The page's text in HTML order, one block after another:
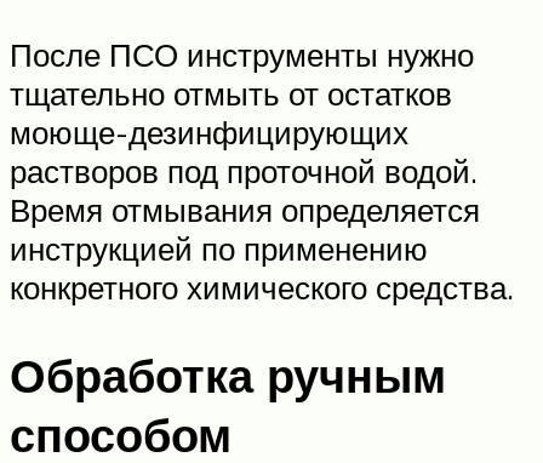
После ПСО инструменты нужно
тщательно отмыть от остатков
моюще-дезинфицирующих
растворов под проточной водой.
Время отмывания определяется
инструкцией по применению
конкретного химического средства.
Обработка ручным
способом